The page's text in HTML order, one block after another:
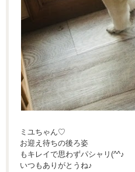
ミユちゃん♡
お迎え待ちの後ろ姿
もキレイで思わずパシャリ(^^♪
いつもありがとうね♪